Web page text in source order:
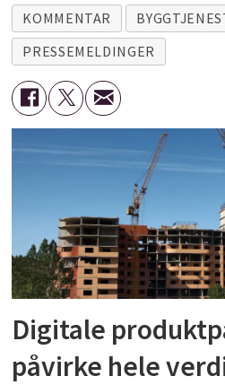
KOMMENTAR
PRESSEMELDINGER
Digitale
påvirke hele